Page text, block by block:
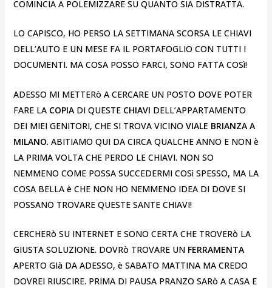
COMINCIA A POLEMIZZARE SU QUANTO SIA DISTRATTA.
LO CAPISCO, HO PERSO LA SETTIMANA SCORSA LE CHIAVI
DELL’AUTO E UN MESE FA IL PORTAFOGLIO CON TUTTI I
DOCUMENTI. MA COSA POSSO FARCI, SONO FATTA COSì!
ADESSO MI METTERò A CERCARE UN POSTO DOVE POTER
FARE LA COPIA DI QUESTE CHIAVI DELL’APPARTAMENTO
DEI MIEI GENITORI, CHE SI TROVA VICINO VIALE BRIANZA A
MILANO. ABITIAMO QUI DA CIRCA QUALCHE ANNO E NON è
LA PRIMA VOLTA CHE PERDO LE CHIAVI. NON SO
NEMMENO COME POSSA SUCCEDERMI COSì SPESSO, MA LA
COSA BELLA è CHE NON HO NEMMENO IDEA DI DOVE SI
POSSANO TROVARE QUESTE SANTE CHIAVI!
CERCHERò SU INTERNET E SONO CERTA CHE TROVERò LA
GIUSTA SOLUZIONE. DOVRò TROVARE UN FERRAMENTA
APERTO GIà DA ADESSO, è SABATO MATTINA MA CREDO
DOVREI RIUSCIRE. PRIMA DI PAUSA PRANZO SARò A CASA E